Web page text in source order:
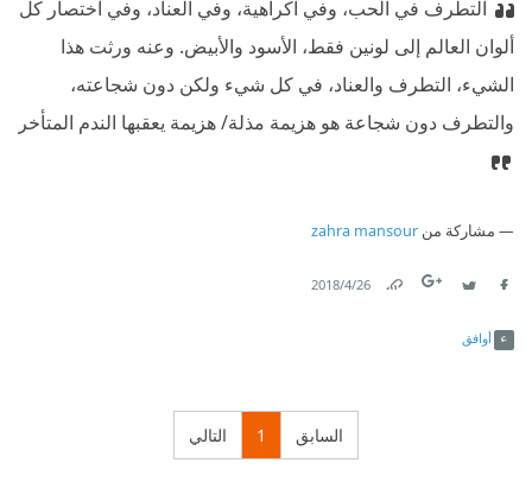
التطرف في الحب، وفي اكراهية، وفي العناد، وفي اختصار كل
ألوان العالم إلى لونين فقط، الأسود والأبيض. وعنه ورثت هذا
الشيء، التطرف والعناد، في كل شيء ولكن دون شجاعته،
والتطرف دون شجاعة هو هزيمة مذلة/ هزيمة يعقبها الندم المتأخر
مشاركة من zahra mansour
26‏/4‏/2018
أوافق
السابق 1 التالي